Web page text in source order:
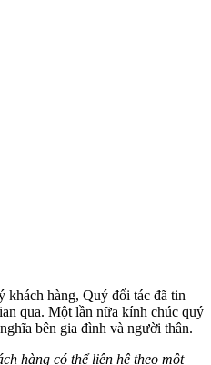
khách hàng, Quý đối tác đã tin
qua. Một lần nữa kính chúc quý
bên gia đình và người thân.
hàng có thể liên hệ theo một